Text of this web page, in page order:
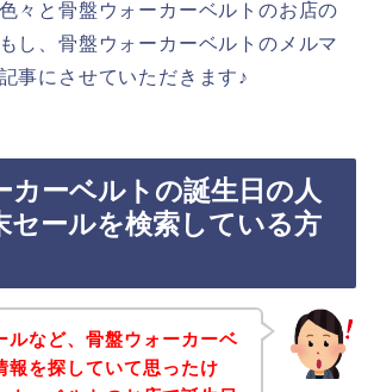
々と骨盤ウォーカーベルトのお店の
し、骨盤ウォーカーベルトのメルマ
事にさせていただきます♪
カーベルトの誕生日の人
セールを検索している方
ルなど、骨盤ウォーカーベ
報を探していて思ったけ